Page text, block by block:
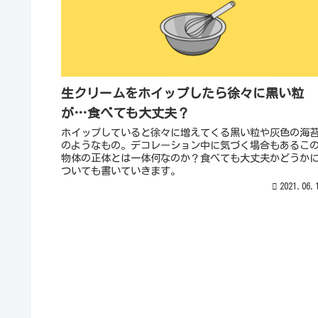
生クリームをホイップしたら徐々に黒い粒
が…食べても大丈夫？
ホイップしていると徐々に増えてくる黒い粒や灰色の海
のようなもの。デコレーション中に気づく場合もあるこの
物体の正体とは一体何なのか？食べても大丈夫かどうかに
ついても書いていきます。